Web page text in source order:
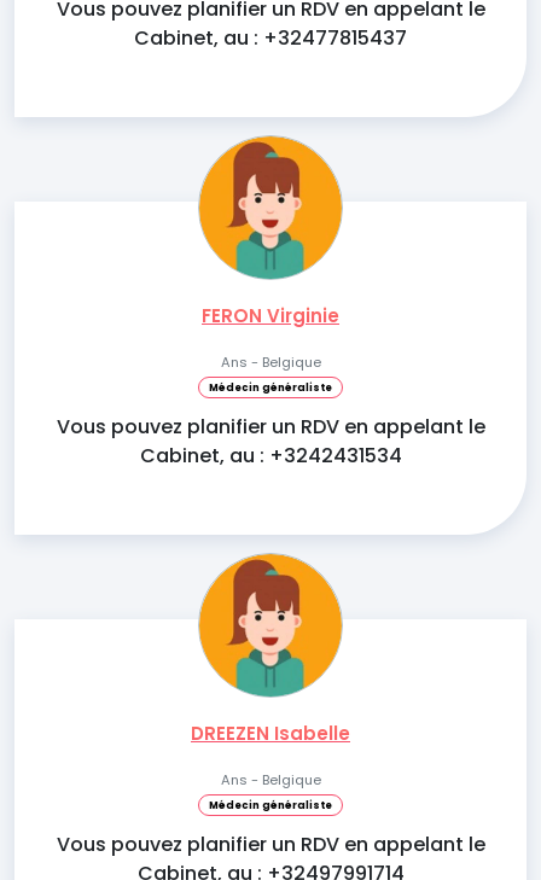
Vous pouvez planifier un RDV en appelant le
Cabinet, au : +32477815437
FERON Virginie
Ans - Belgique
Médecin généraliste
Vous pouvez planifier un RDV en appelant le
Cabinet, au : +3242431534
DREEZEN Isabelle
Ans - Belgique
Médecin généraliste
Vous pouvez planifier un RDV en appelant le
Cabinet, au : +32497991714